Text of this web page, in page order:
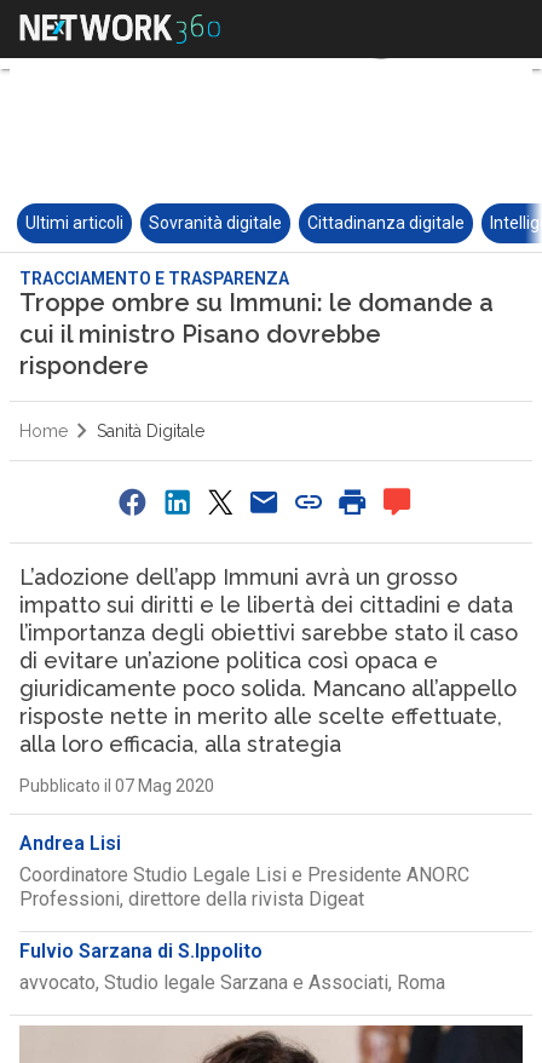
Ultimi articoli Sovranità digitale Cittadinanza digitale
TRACCIAMENTO E TRASPARENZA
Troppe ombre su Immuni: le domande a
cui il ministro Pisano dovrebbe
rispondere
Home Sanità Digitale
L’adozione dell’app Immuni avrà un grosso
impatto sui diritti e le libertà dei cittadini e data
l’importanza degli obiettivi sarebbe stato il caso
di evitare un’azione politica così opaca e
giuridicamente poco solida. Mancano all’appello
risposte nette in merito alle scelte effettuate,
alla loro efficacia, alla strategia
Pubblicato il 07 Mag 2020
Andrea Lisi
Coordinatore Studio Legale Lisi e Presidente ANORC
Professioni, direttore della rivista Digeat
Fulvio Sarzana di S.Ippolito
avvocato, Studio legale Sarzana e Associati, Roma